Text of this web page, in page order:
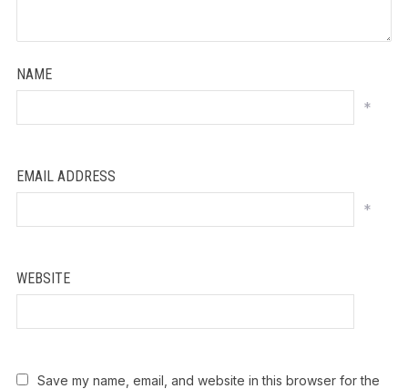
NAME
*
EMAIL ADDRESS
*
WEBSITE
Save my name, email, and website in this browser for the